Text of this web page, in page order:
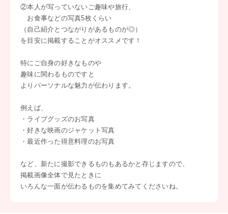
②本人が写っていないご趣味や旅行、
お食事などの写真5枚くらい
（自己紹介とつながりがあるものが◎）
を目安に掲載することがオススメです！
特にご自身の好きなものや
趣味に関わるものですと
よりパーソナルな魅力が伝わります。
例えば、
・ライブグッズのお写真
・好きな映画のジャケット写真
・最近作った得意料理のお写真
など、新たに撮影できるものもあるかと存じますので、
掲載画像全体で見たときに
いろんな一面が伝わるものを集めてみてくださいね。